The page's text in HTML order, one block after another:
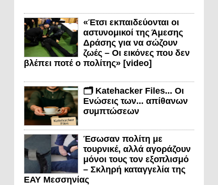
«Έτσι εκπαιδεύονται οι
αστυνομικοί της Άμεσης
Δράσης για να σώζουν
ζωές – Οι εικόνες που δεν
βλέπει ποτέ ο πολίτης» [video]
🗂️ Katehacker Files... Οι
Ενώσεις των... απίθανων
συμπτώσεων
Έσωσαν πολίτη με
τουρνικέ, αλλά αγοράζουν
μόνοι τους τον εξοπλισμό
– Σκληρή καταγγελία της
ΕΑΥ Μεσσηνίας